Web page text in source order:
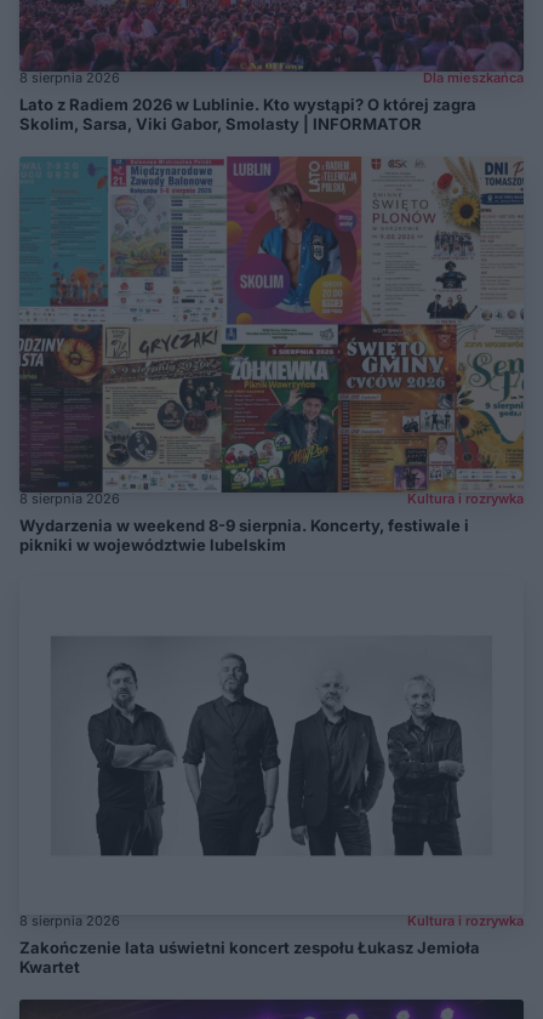
8 sierpnia 2026 Dla mieszkańca
Lato z Radiem 2026 w Lublinie. Kto wystąpi? O której zagra
Skolim, Sarsa, Viki Gabor, Smolasty | INFORMATOR
8 sierpnia 2026 Kultura i rozrywka
Wydarzenia w weekend 8-9 sierpnia. Koncerty, festiwale i
pikniki w województwie lubelskim
8 sierpnia 2026 Kultura i rozrywka
Zakończenie lata uświetni koncert zespołu Łukasz Jemioła
Kwartet